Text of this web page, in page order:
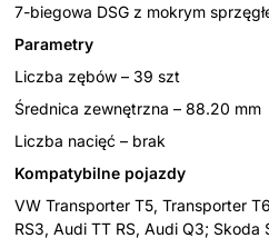
7-biegowa DSG z mokrym
Parametry
Liczba zębów – 39 szt
Średnica zewnętrzna – 88.20 mm
Liczba nacięć – brak
Kompatybilne pojazdy
VW Transporter T5, Transporter
RS3, Audi TT RS, Audi Q3; Skoda